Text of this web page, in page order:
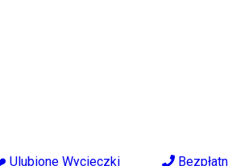
Ulubione Wycieczki